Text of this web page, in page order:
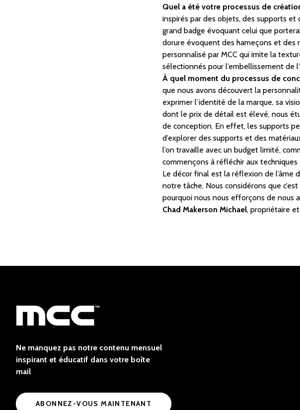
Quel a été votre processus de
inspirés par des objets, des supports
grand badge évoquant celui que
dorure évoquent des hameçons et des
personnalisé par MCC qui imite la
sélectionnés pour l’embellissement de
À quel moment du processus de
que nous avons découvert la
exprimer l’identité de la marque, sa
dont le prix de détail est élevé, nous
de conception. En effet, les supports
d’explorer des supports et des
l’on travaille avec un budget limité,
commençons à réfléchir aux
Le décor final est la réflexion de l’âme
notre tâche. Nous considérons que
pourquoi nous nous efforçons de nous
Chad Makerson Michael, propriétaire
Ne manquez pas notre contenu mensuel
inspirant et éducatif dans votre boîte
mail
ABONNEZ-VOUS MAINTENANT